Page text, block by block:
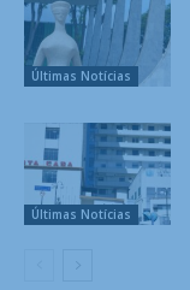
Últimas Notícias
Últimas Notícias